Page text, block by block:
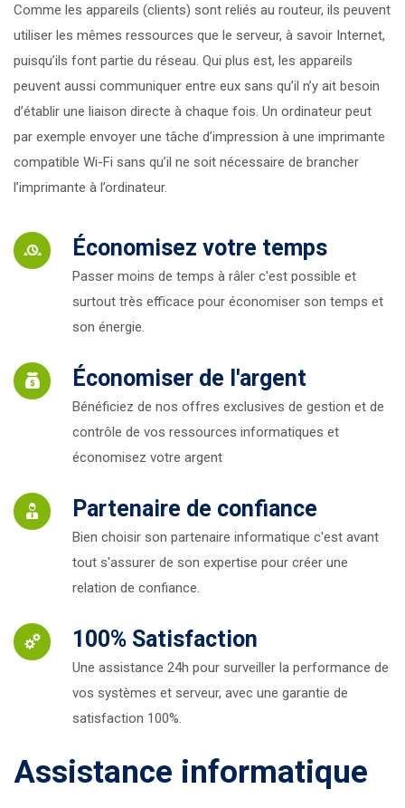
Comme les appareils (clients) sont reliés au routeur, ils peuvent
utiliser les mêmes ressources que le serveur, à savoir Internet,
puisqu’ils font partie du réseau. Qui plus est, les appareils
peuvent aussi communiquer entre eux sans qu’il n’y ait besoin
d’établir une liaison directe à chaque fois. Un ordinateur peut
par exemple envoyer une tâche d’impression à une imprimante
compatible Wi-Fi sans qu’il ne soit nécessaire de brancher
l’imprimante à l’ordinateur.
Économisez votre temps
Passer moins de temps à râler c'est possible et
surtout très efficace pour économiser son temps et
son énergie.
Économiser de l'argent
Bénéficiez de nos offres exclusives de gestion et de
contrôle de vos ressources informatiques et
économisez votre argent
Partenaire de confiance
Bien choisir son partenaire informatique c'est avant
tout s'assurer de son expertise pour créer une
relation de confiance.
100% Satisfaction
Une assistance 24h pour surveiller la performance de
vos systèmes et serveur, avec une garantie de
satisfaction 100%.
Assistance informatique